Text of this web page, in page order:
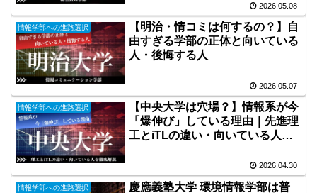
2026.05.08
情報学部への進路選択
【明治・情コミは何するの？】自
由すぎる学部の正体と向いている
人・後悔する人
2026.05.07
情報学部への進路選択
【中央大学は穴場？】情報系が今
「爆伸び」している理由｜先進理
工とiTLの違い・向いている人を
2026.04.30
情報学部への進路選択
慶應義塾大学 環境情報学部は普